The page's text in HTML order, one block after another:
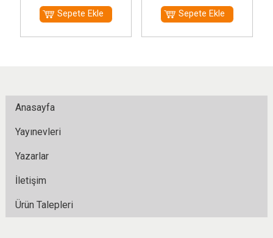
Sepete Ekle Sepete Ekle
Anasayfa
Yayınevleri
Yazarlar
İletişim
Ürün Talepleri